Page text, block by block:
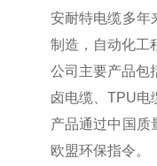
安耐特电缆多年
制造，自动化工
公司主要产品包
卤电缆、TPU电
产品通过中国
欧盟环保指令。